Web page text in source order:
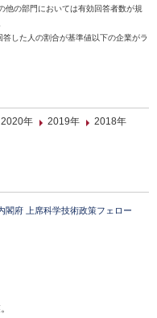
他の部門においては有効回答者数が規
した人の割合が基準値以下の企業がラ
2020年 2019年
2018年
閣府 上席科学技術政策フェロー